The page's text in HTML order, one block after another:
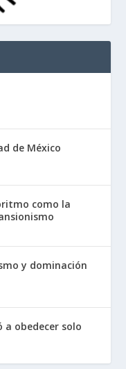
de México
como la
y dominación
a obedecer solo